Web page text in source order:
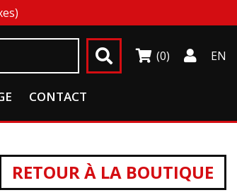
(0) EN
CONTACT
RETOUR À LA BOUTIQUE